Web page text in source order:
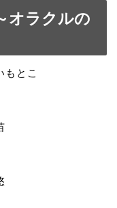
オラクルの
もとこ